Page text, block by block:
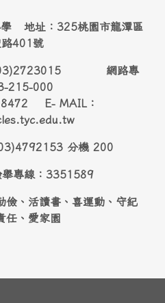
學 地址：325桃園市龍潭區
路401號
(03)2723015 網路專
215-000
E- MAIL：
分機 200
舉專線：3351589
儉、活讀書、喜運動、守紀
任、愛家園